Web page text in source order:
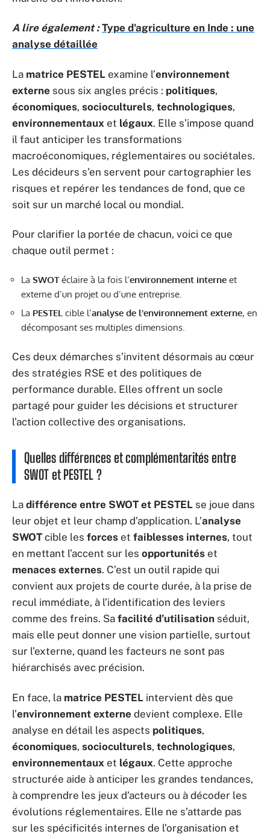
A lire également : Type d'agriculture en Inde : une
analyse détaillée
La matrice PESTEL examine l’environnement
externe sous six angles précis : politiques,
économiques, socioculturels, technologiques,
environnementaux et légaux. Elle s’impose quand
il faut anticiper les transformations
macroéconomiques, réglementaires ou sociétales.
Les décideurs s’en servent pour cartographier les
risques et repérer les tendances de fond, que ce
soit sur un marché local ou mondial.
Pour clarifier la portée de chacun, voici ce que
chaque outil permet :
La SWOTéclaire à la fois l’environnement interne et
externe d’un projet ou d’une entreprise.
La PESTEL cible l’analyse de l’environnement externe, en
décomposant ses multiples dimensions.
Ces deux démarches s’invitent désormais au cœur
des stratégies RSE et des politiques de
performance durable. Elles offrent un socle
partagé pour guider les décisions et structurer
l’action collective des organisations.
Quelles différences et complémentarités entre
SWOT et PESTEL ?
La différence entre SWOT et PESTEL se joue dans
leur objet et leur champ d’application. L’analyse
SWOTcible les forces et faiblesses internes, tout
en mettant l’accent sur les opportunités et
menaces externes. C’est un outil rapide qui
convient aux projets de courte durée, à la prise de
recul immédiate, à l’identification des leviers
comme des freins. Sa facilité d’utilisation séduit,
mais elle peut donner une vision partielle, surtout
sur l’externe, quand les facteurs ne sont pas
hiérarchisés avec précision.
En face, la matrice PESTEL intervient dès que
l’environnement externe devient complexe. Elle
analyse en détail les aspects politiques,
économiques, socioculturels, technologiques,
environnementaux et légaux. Cette approche
structurée aide à anticiper les grandes tendances,
à comprendre les jeux d’acteurs ou à décoder les
évolutions réglementaires. Elle ne s’attarde pas
sur les spécificités internes de l’organisation et